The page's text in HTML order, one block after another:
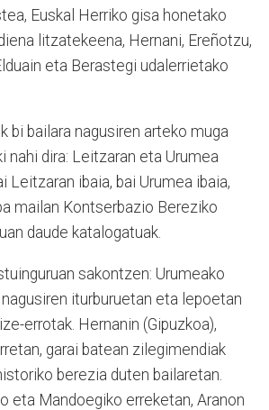
Euskal Herriko gisa honetako
litzatekeena, Hernani, Ereñotzu,
eta Berastegi udalerrietako
bi bailara nagusiren arteko muga
nahi dira: Leitzaran eta Urumea
Leitzaran ibaia, bai Urumea ibaia,
mailan Kontserbazio Bereziko
daude katalogatuak.
sakontzen: Urumeako
nagusiren iturburuetan eta lepoetan
errotak. Hernanin (Gipuzkoa),
garai batean zilegimendiak
berezia duten bailaretan.
eta Mandoegiko erreketan, Aranon